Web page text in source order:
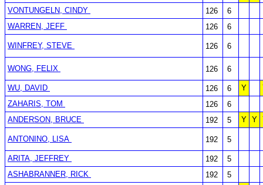
VONTUNGELN, CINDY
126
6
WARREN, JEFF
126 6
WINFREY, STEVE 126 6
WONG, FELIX 126 6
WU, DAVID 126 6 Y
ZAHARIS, TOM
126
6
ANDERSON, BRUCE
192 5 Y Y
ANTONINO, LISA 192 5
ARITA, JEFFREY 192
5
ASHABRANNER, RICK
192
5